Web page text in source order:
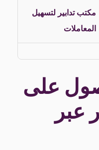
مكتب تدابير لتسهيل
المعاملات
على
عبر